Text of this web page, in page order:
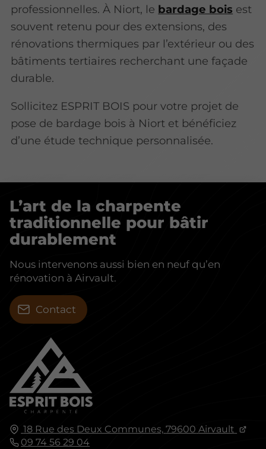
professionnelles. À Niort, le bardage bois est
souvent retenu pour des extensions, des
rénovations thermiques par l’extérieur ou des
bâtiments tertiaires recherchant une façade
durable.
Sollicitez ESPRIT BOIS pour votre projet de
pose de bardage bois à Niort et bénéficiez
d’une étude technique personnalisée.
18 Rue des Deux Communes, 79600 Airvault
09 74 56 29 04
L’art de la charpente
traditionnelle pour bâtir
durablement
Nous intervenons aussi bien en neuf qu’en
rénovation à Airvault.
Contact